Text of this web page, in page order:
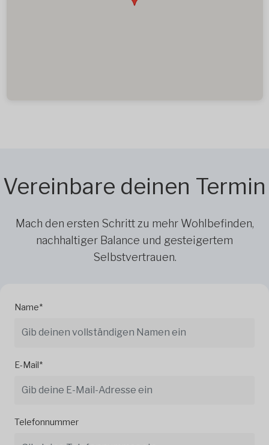
Vereinbare deinen Termin
Mach den ersten Schritt zu mehr Wohlbefinden,
nachhaltiger Balance und gesteigertem
Selbstvertrauen.
Name*
E-Mail*
Telefonnummer